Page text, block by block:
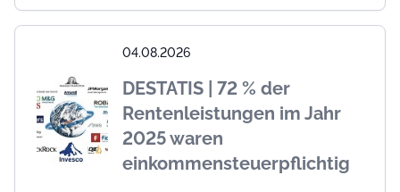
04.08.2026
DESTATIS | 72 % der
Rentenleistungen im Jahr
2025 waren
einkommensteuerpflichtig